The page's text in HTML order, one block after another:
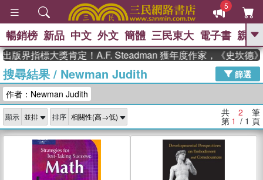
5
GO
熱搜： 東野圭吾 高希均教授回憶錄
、 The Odyssey 、 父親節 、 如果歷
獎 臺灣漫遊錄 、 方念華 、 台灣的李
登輝時代
數學女孩：黎曼猜想 、
偉大的迷走神經
暢銷榜 新品 中文 外文 簡體 三民東大 電子書 親子
版界指標大獎肯定！A.F. Steadman 獲年度作家，《史坎德
搜尋結果/ Newman Judith
篩選
作者：Newman Judith
顯示 排序 共 2 筆
第 1 / 1 頁